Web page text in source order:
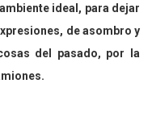
ideal, para dejar
de asombro y
del pasado, por la